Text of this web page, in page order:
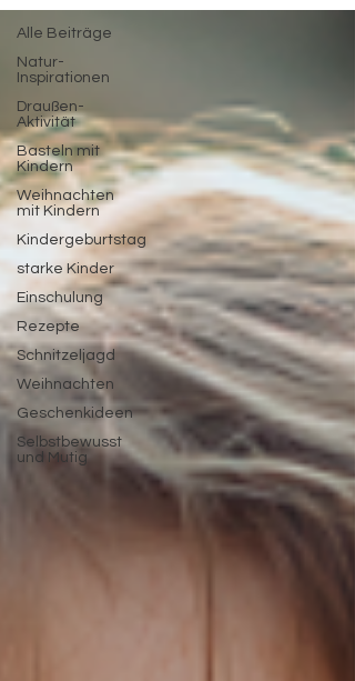
Alle Beiträge
Natur-
Inspirationen
Draußen-
Aktivität
Basteln mit
Kindern
Weihnachten
mit Kindern
Kindergeburtstag
starke Kinder
Einschulung
Rezepte
Schnitzeljagd
Weihnachten
Geschenkideen
Selbstbewusst
und Mutig